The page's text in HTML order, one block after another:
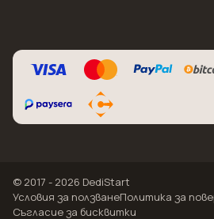
© 2017 - 2026 DediStart
Условия за ползванеПолитика за
Съгласие за бисквитки